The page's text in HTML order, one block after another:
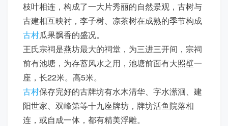
枝叶相连，构成了一大片秀丽的自然景观，古树与
古建相互映衬，李子树、凉茶树在成熟的季节构成
古村瓜果飘香的盛况。
王氏宗祠是燕坊最大的祠堂，为三进三开间，宗祠
前有池塘，为存蓄风水之用，池塘前面有大照壁一
座，长22米。高5米。
古村保存完好的古牌坊有水木清华、字水潆洄、建
阳世家、双峰第等十九座牌坊，牌坊活鱼院落相
连，或自成一体，都有精美浮雕。